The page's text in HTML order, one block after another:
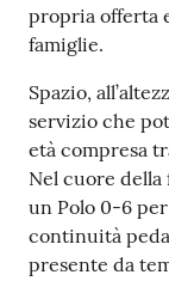
propria offerta
famiglie.
Spazio,
servizio che
età compresa
Nel cuore
un Polo 0-6
continuità
presente da